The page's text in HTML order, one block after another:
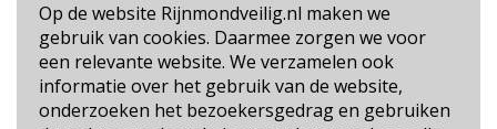
Op de website Rijnmondveilig.nl maken we
gebruik van cookies. Daarmee zorgen we voor
een relevante website. We verzamelen ook
informatie over het gebruik van de website,
onderzoeken het bezoekersgedrag en gebruiken
Blijf op de hoogte
Cookie- en Privacybeleid